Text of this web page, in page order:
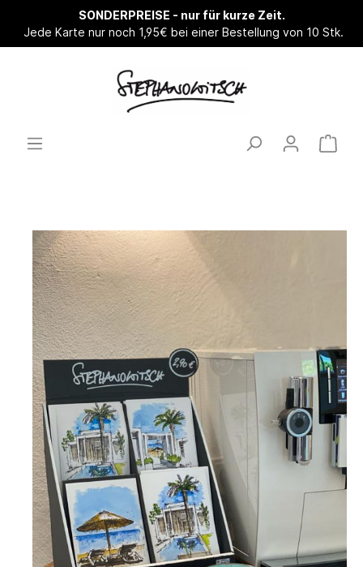
SONDERPREISE - nur für kurze Zeit.
Jede Karte nur noch 1,95€ bei einer Bestellung von 10 Stk.